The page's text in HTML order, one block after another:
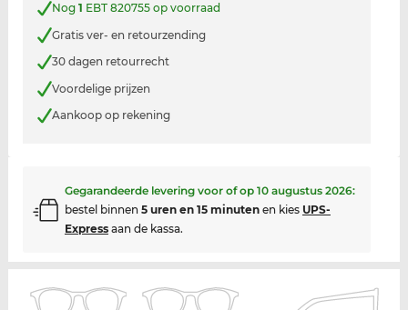
Nog 1 EBT 820755 op voorraad
Gratis ver- en retourzending
30 dagen retourrecht
Voordelige prijzen
Aankoop op rekening
Gegarandeerde levering voor of op 10 augustus 2026:
bestel binnen 5 uren en 15 minutenen kies UPS-
Expressaan de kassa.